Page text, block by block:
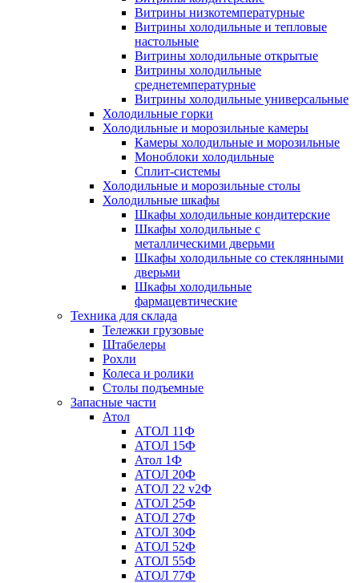
Витрины низкотемпературные
Витрины холодильные и тепловые
настольные
Витрины холодильные открытые
Витрины холодильные
среднетемпературные
Витрины холодильные универсальные
Холодильные горки
Холодильные и морозильные камеры
Камеры холодильные и морозильные
Моноблоки холодильные
Сплит-системы
Холодильные и морозильные столы
Холодильные шкафы
Шкафы холодильные кондитерские
Шкафы холодильные с
металлическими дверьми
Шкафы холодильные со стеклянными
дверьми
Шкафы холодильные
фармацевтические
Техника для склада
Тележки грузовые
Штабелеры
Рохли
Колеса и ролики
Столы подъемные
Запасные части
Атол
АТОЛ 11Ф
АТОЛ 15Ф
Атол 1Ф
АТОЛ 20Ф
АТОЛ 22 v2Ф
АТОЛ 25Ф
АТОЛ 27Ф
АТОЛ 30Ф
АТОЛ 52Ф
АТОЛ 55Ф
АТОЛ 77Ф